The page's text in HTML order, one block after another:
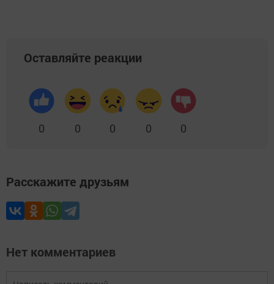
Оставляйте реакции
0 0 0 0 0
Расскажите друзьям
Нет комментариев